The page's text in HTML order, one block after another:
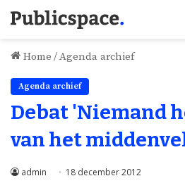
Home /Agenda archief
Agenda archief
Debat 'Niemand
van het
admin 18 december 2012